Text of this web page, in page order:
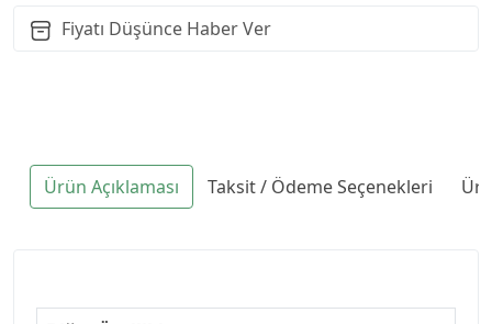
Fiyatı Düşünce Haber Ver
Ürün Açıklaması Taksit / Ödeme Seçenekleri